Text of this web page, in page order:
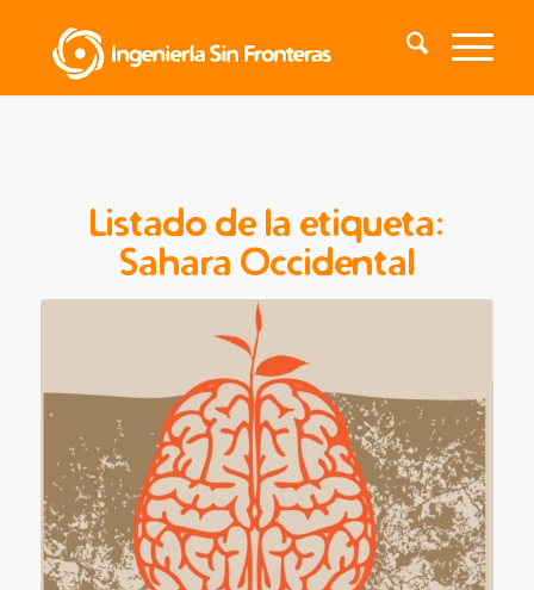
Listado de la etiqueta:
Sahara Occidental